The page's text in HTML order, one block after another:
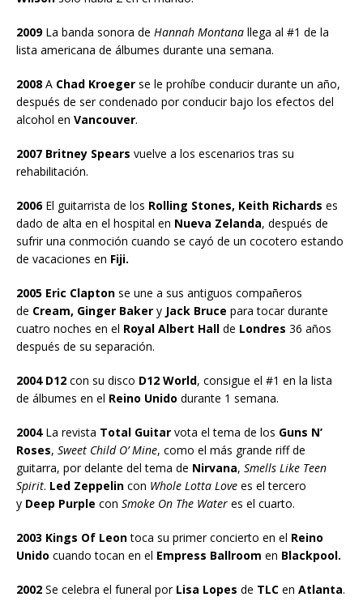
2009La banda sonora de Hannah Montana llega al #1 de la
lista americana de álbumes durante una semana.
2008 A Chad Kroeger se le prohíbe conducir durante un año,
después de ser condenado por conducir bajo los efectos del
alcohol en Vancouver.
2007 Britney Spears vuelve a los escenarios tras su
rehabilitación.
2006El guitarrista de los Rolling Stones, Keith Richards es
dado de alta en el hospital en Nueva Zelanda, después de
sufrir una conmoción cuando se cayó de un cocotero estando
de vacaciones en Fiji.
2005 Eric Clapton se une a sus antiguos compañeros
de Cream, Ginger Baker y Jack Bruce para tocar durante
cuatro noches en el Royal Albert Hall de Londres 36 años
después de su separación.
2004 D12 con su disco D12 World, consigue el #1 en la lista
de álbumes en el Reino Unido durante 1 semana.
2004La revista Total Guitar vota el tema de los Guns N’
Roses, Sweet Child O’ Mine, como el más grande riff de
guitarra, por delante del tema de Nirvana, Smells Like Teen
Spirit. Led Zeppelin con Whole Lotta Love es el tercero
y Deep Purple con Smoke On The Water es el cuarto.
2003 Kings Of Leontoca su primer concierto en el Reino
Unido cuando tocan en el Empress Ballroom en Blackpool.
2002 Se celebra el funeral porLisa Lopes de TLC en Atlanta.